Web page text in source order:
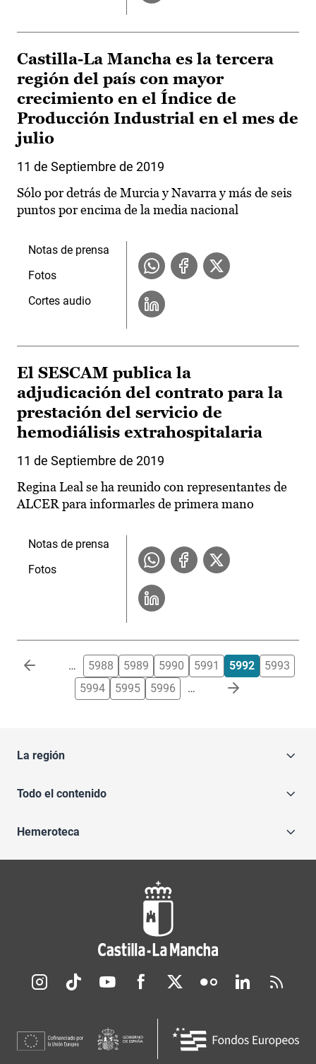
Castilla-La Mancha es la tercera
región del país con mayor
crecimiento en el Índice de
Producción Industrial en el mes de
julio
11 de Septiembre de 2019
Sólo por detrás de Murcia y Navarra y más de seis
puntos por encima de la media nacional
Notas de prensa
Fotos
Cortes audio
El SESCAM publica la
adjudicación del contrato para la
prestación del servicio de
hemodiálisis extrahospitalaria
11 de Septiembre de 2019
Regina Leal se ha reunido con representantes de
ALCER para informarles de primera mano
Notas de prensa
Fotos
Paginación … 5988 5989 5990 5991 5992
5993
5994
5995 5996 …
La región
Todo el contenido
Hemeroteca
Redes sociales JCCM